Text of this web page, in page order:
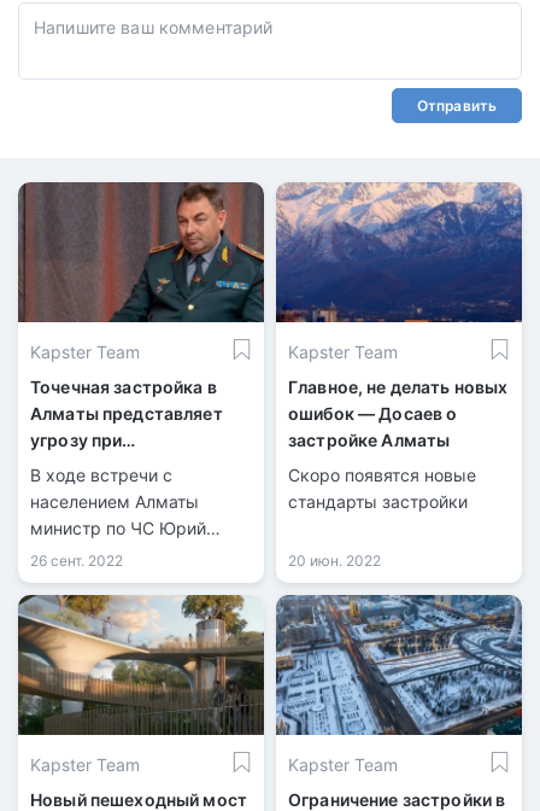
Отправить
Kapster Team
Точечная застройка в
Алматы представляет
угрозу при
землетрясении – МЧС
В ходе встречи с
населением Алматы
министр по ЧС Юрий
Ильин сообщил, что
сегодня в Казахстане
отказались от бункеров и
бомбоубежищ в связи с
изменившимися
тенденциями.
26 сент. 2022
Kapster Team
Главное, не делать новых
ошибок — Досаев о
застройке Алматы
Скоро появятся новые
стандарты застройки
20 июн. 2022
Kapster Team
Новый пешеходный мост
Kapster Team
Ограничение застройки в